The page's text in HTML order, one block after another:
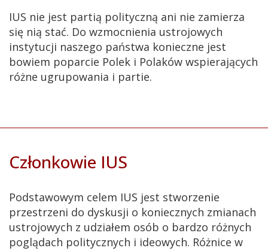
IUS nie jest partią polityczną ani nie zamierza
się nią stać. Do wzmocnienia ustrojowych
instytucji naszego państwa konieczne jest
bowiem poparcie Polek i Polaków wspierających
różne ugrupowania i partie.
Członkowie IUS
Podstawowym celem IUS jest stworzenie
przestrzeni do dyskusji o koniecznych zmianach
ustrojowych z udziałem osób o bardzo różnych
poglądach politycznych i ideowych. Różnice w